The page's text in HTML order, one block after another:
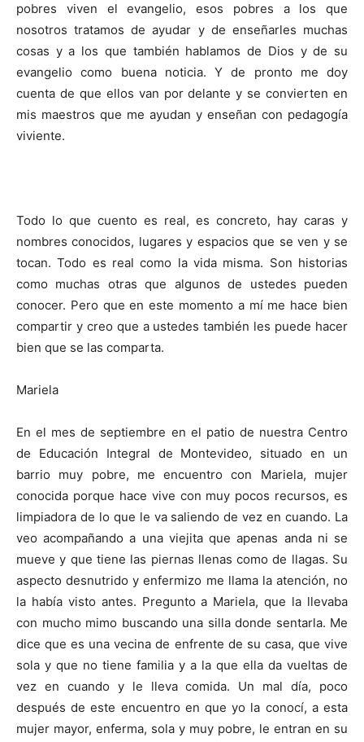
pobres viven el evangelio, esos pobres a los que
nosotros tratamos de ayudar y de enseñarles muchas
cosas y a los que también hablamos de Dios y de su
evangelio como buena noticia. Y de pronto me doy
cuenta de que ellos van por delante y se convierten en
mis maestros que me ayudan y enseñan con pedagogía
viviente.
Todo lo que cuento es real, es concreto, hay caras y
nombres conocidos, lugares y espacios que se ven y se
tocan. Todo es real como la vida misma. Son historias
como muchas otras que algunos de ustedes pueden
conocer. Pero que en este momento a mí me hace bien
compartir y creo que a ustedes también les puede hacer
bien que se las comparta.
Mariela
En el mes de septiembre en el patio de nuestra Centro
de Educación Integral de Montevideo, situado en un
barrio muy pobre, me encuentro con Mariela, mujer
conocida porque hace vive con muy pocos recursos, es
limpiadora de lo que le va saliendo de vez en cuando. La
veo acompañando a una viejita que apenas anda ni se
mueve y que tiene las piernas llenas como de llagas. Su
aspecto desnutrido y enfermizo me llama la atención, no
la había visto antes. Pregunto a Mariela, que la llevaba
con mucho mimo buscando una silla donde sentarla. Me
dice que es una vecina de enfrente de su casa, que vive
sola y que no tiene familia y a la que ella da vueltas de
vez en cuando y le lleva comida. Un mal día, poco
después de este encuentro en que yo la conocí, a esta
mujer mayor, enferma, sola y muy pobre, le entran en su